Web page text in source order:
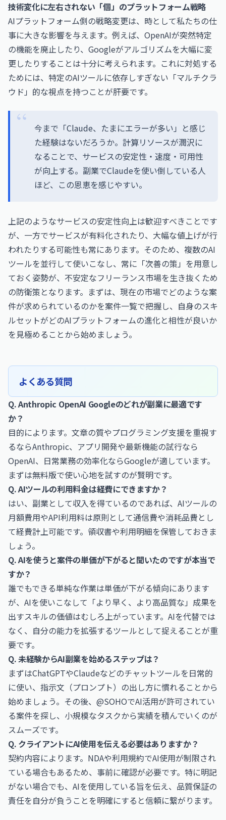
技術変化に左右されない「個」のプラットフォーム戦略
AIプラットフォーム側の戦略変更は、時として私たちの仕
事に大きな影響を与えます。例えば、OpenAIが突然特定
の機能を廃止したり、Googleがアルゴリズムを大幅に変
更したりすることは十分に考えられます。これに対処する
ためには、特定のAIツールに依存しすぎない「マルチクラ
ウド」的な視点を持つことが肝要です。
今まで「Claude、たまにエラーが多い」と感じ
た経験はないだろうか。計算リソースが潤沢に
なることで、サービスの安定性・速度・可用性
が向上する。副業でClaudeを使い倒している人
ほど、この恩恵を感じやすい。
上記のようなサービスの安定性向上は歓迎すべきことです
が、一方でサービスが有料化されたり、大幅な値上げが行
われたりする可能性も常にあります。そのため、複数のAI
ツールを並行して使いこなし、常に「次善の策」を用意し
ておく姿勢が、不安定なフリーランス市場を生き抜くため
の防衛策となります。まずは、現在の市場でどのような案
件が求められているのかを案件一覧で把握し、自身のスキ
ルセットがどのAIプラットフォームの進化と相性が良いか
を見極めることから始めましょう。
よくある質問
Q. Anthropic OpenAI Googleのどれが副業に最適です
か？
目的によります。文章の質やプログラミング支援を重視す
るならAnthropic、アプリ開発や最新機能の試行なら
OpenAI、日常業務の効率化ならGoogleが適しています。
まずは無料版で使い心地を試すのが賢明です。
Q. AIツールの利用料金は経費にできますか？
はい、副業として収入を得ているのであれば、AIツールの
月額費用やAPI利用料は原則として通信費や消耗品費とし
て経費計上可能です。領収書や利用明細を保管しておきま
しょう。
Q. AIを使うと案件の単価が下がると聞いたのですが本当で
すか？
誰でもできる単純な作業は単価が下がる傾向にあります
が、AIを使いこなして「より早く、より高品質な」成果を
出すスキルの価値はむしろ上がっています。AIを代替では
なく、自分の能力を拡張するツールとして捉えることが重
要です。
Q. 未経験からAI副業を始めるステップは？
まずはChatGPTやClaudeなどのチャットツールを日常的
に使い、指示文（プロンプト）の出し方に慣れることから
始めましょう。その後、@SOHOでAI活用が許可されてい
る案件を探し、小規模なタスクから実績を積んでいくのが
スムーズです。
Q. クライアントにAI使用を伝える必要はありますか？
契約内容によります。NDAや利用規約でAI使用が制限され
ている場合もあるため、事前に確認が必要です。特に明記
がない場合でも、AIを使用している旨を伝え、品質保証の
責任を自分が負うことを明確にすると信頼に繋がります。